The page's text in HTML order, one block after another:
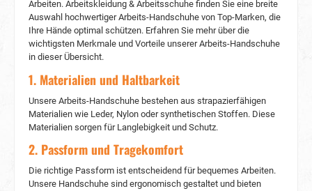
(FAQs)1. Sind diese Handschuhe für extreme
Kälte geeignet? Unsere Handschuhe sind warm
und bieten Schutz vor Kälte, sind jedoch nicht
für extremste Temperaturen ausgelegt. 2. Kann
ich diese Handschuhe in der Maschine
Maschine waschen. 3. Sind sie für den Einsatz
wasserabweisend, aber nicht wasserdicht. Sie
bieten Schutz vor leichtem Regen, aber nicht bei
starkem Regen.
Arbeiten. Arbeitskleidung & Arbeitsschuhe finden Sie eine breite
Auswahl hochwertiger Arbeits-Handschuhe von Top-Marken, die
Ihre Hände optimal schützen. Erfahren Sie mehr über die
wichtigsten Merkmale und Vorteile unserer Arbeits-Handschuhe
in dieser Übersicht.
1. Materialien und Haltbarkeit
Unsere Arbeits-Handschuhe bestehen aus strapazierfähigen
Materialien wie Leder, Nylon oder synthetischen Stoffen. Diese
Materialien sorgen für Langlebigkeit und Schutz.
2. Passform und Tragekomfort
Die richtige Passform ist entscheidend für bequemes Arbeiten.
Unsere Handschuhe sind ergonomisch gestaltet und bieten